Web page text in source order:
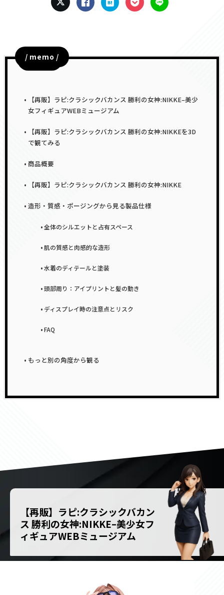
目次
【再販】ラピ:クラシックバカンス 勝利の女神:NIKKE–美少
女フィギュアWEBミュージアム
【再販】ラピ:クラシックバカンス 勝利の女神:NIKKEを3D
で観てみる
商品概要
【再販】ラピ:クラシックバカンス 勝利の女神:NIKKE
造形・質感・ポージングから見る製品仕様
全体のシルエットと占有スペース
肌の質感と肉感的な造形
水着のディテールと塗装
頭部周り：アイプリントと髪の動き
ディスプレイ時の注意点とリスク
FAQ
もっと別の角度から観る
【再販】ラピ:クラシックバカン
ス 勝利の女神:NIKKE–美少女フ
ィギュアWEBミュージアム
/ memo /